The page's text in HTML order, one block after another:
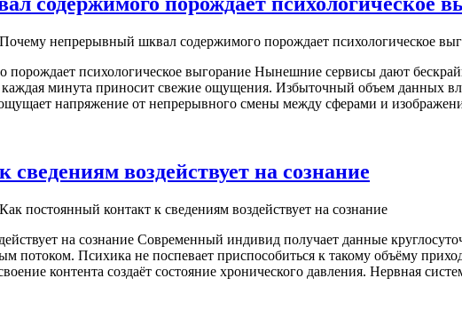
непрерывный шквал содержимого порождает психологическое
психологическое выгорание Нынешние сервисы дают
минута приносит свежие ощущения. Избыточный объем данных
напряжение от непрерывного смены между сферами и
воздействует на сознание
постоянный контакт к сведениям воздействует на сознание
на сознание Современный индивид получает данные
потоком. Психика не поспевает приспособиться к такому объёму
контента создаёт состояние хронического давления. Нервная